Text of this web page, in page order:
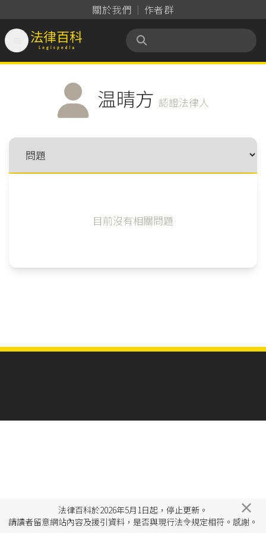
關於我們 作者群
法律百科 Legispedia
温晴方 認證法律人
目前沒有相關問題
法律百科於2026年5月1日起，停止更新。
請讀者留意網站內容及援引資料，是否與現行法令規定相符。感謝。
×